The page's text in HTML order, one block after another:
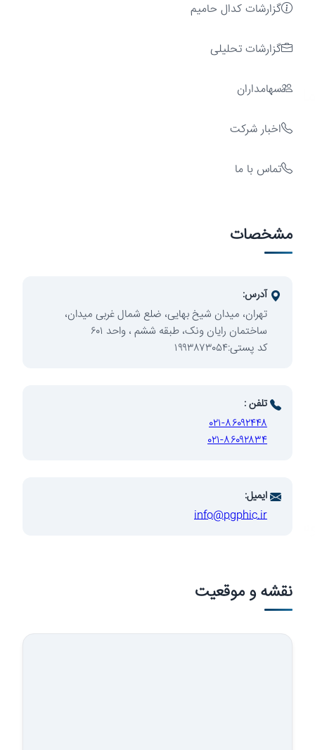
صنایع
گزارشات کدال حامیم
گزارشات تحلیلی
سهامداران
اخبار شرکت
تماس با ما
مشخصات
آدرس:
تهران، میدان شیخ بهایی، ضلع شمال غربی میدان،
ساختمان رایان ونک، طبقه ششم ، واحد ۶۰۱
کد پستی:۱۹۹۳۸۷۳۰۵۴
تلفن :
۰۲۱-۸۶۰۹۲۴۴۸
۰۲۱-۸۶۰۹۲۸۳۴
ایمیل:
info@pgphic.ir
نقشه و موقعیت